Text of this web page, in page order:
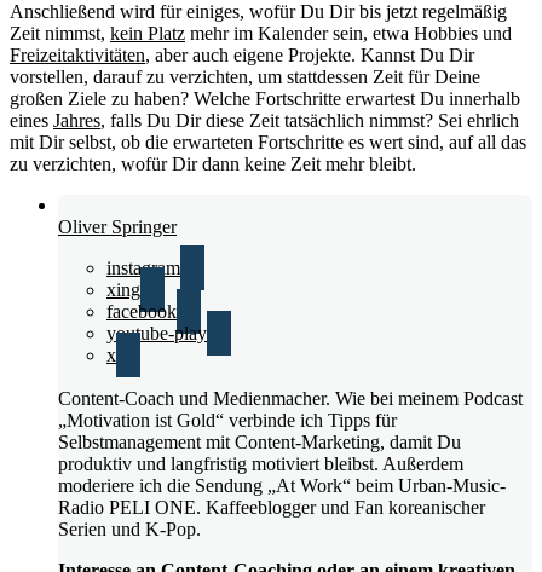
Anschließend wird für einiges, wofür Du Dir bis jetzt regelmäßig
Zeit nimmst, kein Platz mehr im Kalender sein, etwa Hobbies und
Freizeitaktivitäten, aber auch eigene Projekte. Kannst Du Dir
vorstellen, darauf zu verzichten, um stattdessen Zeit für Deine
großen Ziele zu haben? Welche Fortschritte erwartest Du innerhalb
eines Jahres, falls Du Dir diese Zeit tatsächlich nimmst? Sei ehrlich
mit Dir selbst, ob die erwarteten Fortschritte es wert sind, auf all das
zu verzichten, wofür Dir dann keine Zeit mehr bleibt.
Oliver Springer
instagram
xing
facebook
youtube-play
x
Content-Coach und Medienmacher. Wie bei meinem Podcast
„Motivation ist Gold“ verbinde ich Tipps für
Selbstmanagement mit Content-Marketing, damit Du
produktiv und langfristig motiviert bleibst. Außerdem
moderiere ich die Sendung „At Work“ beim Urban-Music-
Radio PELI ONE. Kaffeeblogger und Fan koreanischer
Serien und K-Pop.